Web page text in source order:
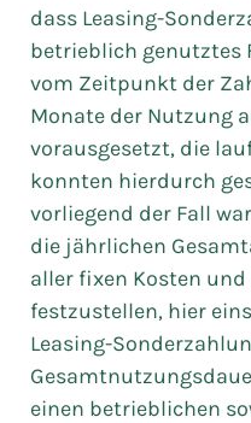
dass Leasing-
betrieblich genutztes
vom Zeitpunkt der
Monate der Nutzung
vorausgesetzt, die
konnten hierdurch
vorliegend der Fall
die jährlichen
aller fixen Kosten
festzustellen, hier
Leasing-
einen betrieblichen